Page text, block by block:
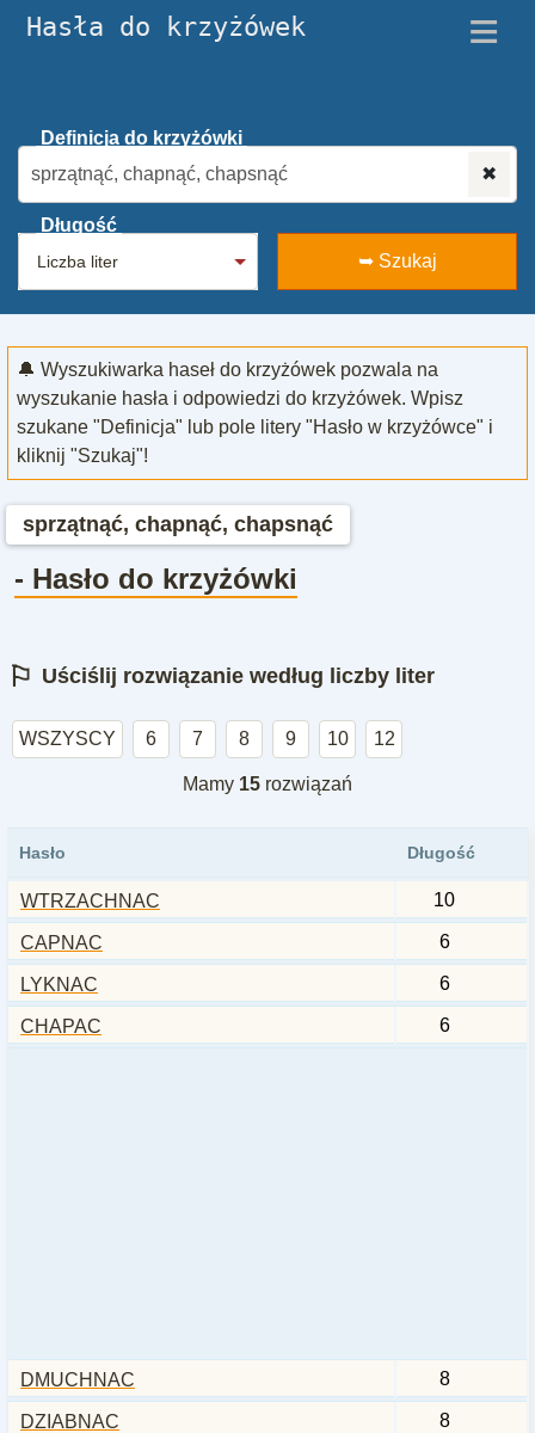
Hasła do krzyżówek ≡
Definicja do krzyżówki
✖
Długość
➥ Szukaj
🔔 Wyszukiwarka haseł do krzyżówek pozwala na
wyszukanie hasła i odpowiedzi do krzyżówek. Wpisz
szukane "Definicja" lub pole litery "Hasło w krzyżówce" i
kliknij "Szukaj"!
sprzątnąć, chapnąć, chapsnąć
- Hasło do krzyżówki
⚐ Uściślij rozwiązanie według liczby liter
WSZYSCY 6 7 8 9 10 12
Mamy 15 rozwiązań
Hasło Długość
WTRZACHNAC 10
CAPNAC 6
LYKNAC 6
CHAPAC 6
DMUCHNAC 8
DZIABNAC 8